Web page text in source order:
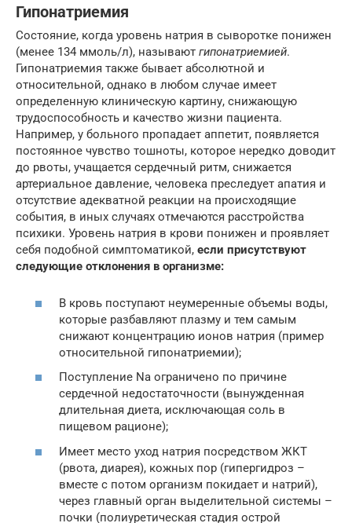
Гипонатриемия
Состояние, когда уровень натрия в сыворотке понижен
(менее 134 ммоль/л), называют гипонатриемией.
Гипонатриемия также бывает абсолютной и
относительной, однако в любом случае имеет
определенную клиническую картину, снижающую
трудоспособность и качество жизни пациента.
Например, у больного пропадает аппетит, появляется
постоянное чувство тошноты, которое нередко доводит
до рвоты, учащается сердечный ритм, снижается
артериальное давление, человека преследует апатия и
отсутствие адекватной реакции на происходящие
события, в иных случаях отмечаются расстройства
психики. Уровень натрия в крови понижен и проявляет
себя подобной симптоматикой, если присутствуют
следующие отклонения в организме:
В кровь поступают неумеренные объемы воды,
которые разбавляют плазму и тем самым
снижают концентрацию ионов натрия (пример
относительной гипонатриемии);
Поступление Na ограничено по причине
сердечной недостаточности (вынужденная
длительная диета, исключающая соль в
пищевом рационе);
Имеет место уход натрия посредством ЖКТ
(рвота, диарея), кожных пор (гипергидроз –
вместе с потом организм покидает и натрий),
через главный орган выделительной системы –
почки (полиуретическая стадия острой